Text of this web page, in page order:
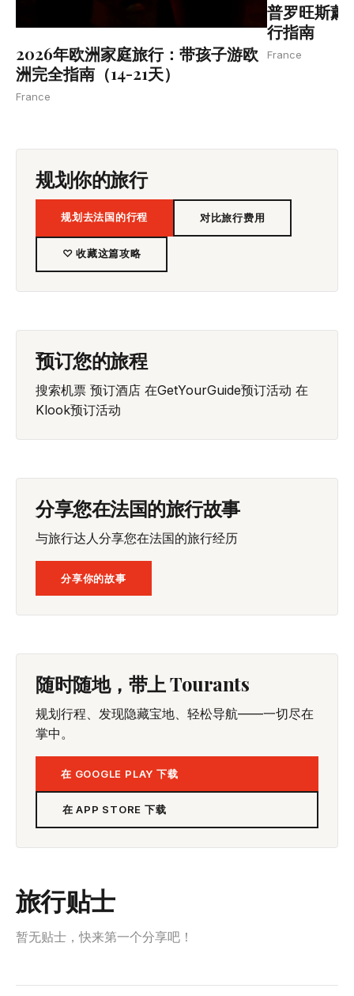
2026年欧洲家庭旅行：带孩子游欧
洲完全指南（14-21天）
France
普罗旺斯薰
行指南
France
规划你的旅行
规划去法国的行程 对比旅行费用
♡ 收藏这篇攻略
预订您的旅程
搜索机票 预订酒店 在GetYourGuide预订活动 在
Klook预订活动
分享您在法国的旅行故事
与旅行达人分享您在法国的旅行经历
分享你的故事
随时随地，带上 Tourants
规划行程、发现隐藏宝地、轻松导航——一切尽在
掌中。
在 GOOGLE PLAY 下载
在 APP STORE 下载
旅行贴士
暂无贴士，快来第一个分享吧！